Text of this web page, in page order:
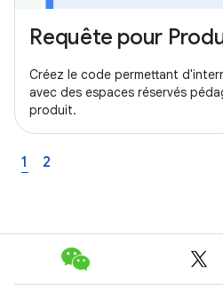
Requête pour
Créez le code permettant
avec des espaces réservés
produit.
1 2